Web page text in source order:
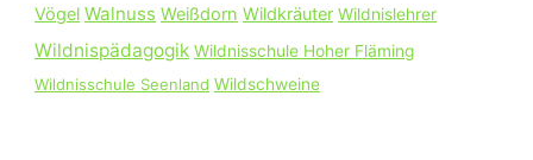
Vögel Walnuss Weißdorn Wildkräuter Wildnislehrer
Wildnispädagogik Wildnisschule Hoher Fläming
Wildnisschule Seenland Wildschweine